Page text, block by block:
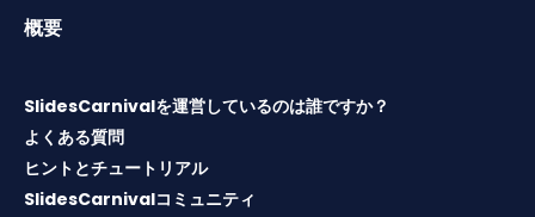
概要
SlidesCarnivalを運営しているのは誰ですか？
よくある質問
ヒントとチュートリアル
SlidesCarnivalコミュニティ